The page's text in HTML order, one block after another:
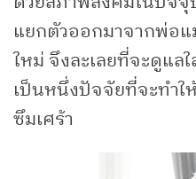
แยกตัวออกมาจากพ่อแ
ใหม่ จึงละเลยที่จะดูแล
เป็นหนึ่งปัจจัยที่จะทำใ
ซึมเศร้า